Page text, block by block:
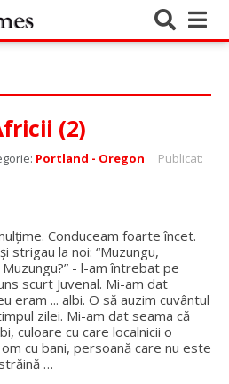
(2)
Portland - Oregon
Publicat:
Conduceam foarte încet.
strigau la noi: “Muzungu,
Muzungu?” - l-am întrebat pe
scurt Juvenal. Mi-am dat
eram ... albi. O să auzim cuvântul
zilei. Mi-am dat seama că
culoare cu care localnicii o
cu bani, persoană care nu este
…